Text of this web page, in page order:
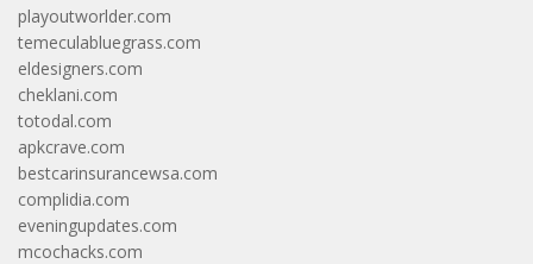
playoutworlder.com
temeculabluegrass.com
eldesigners.com
cheklani.com
totodal.com
apkcrave.com
bestcarinsurancewsa.com
complidia.com
eveningupdates.com
mcochacks.com